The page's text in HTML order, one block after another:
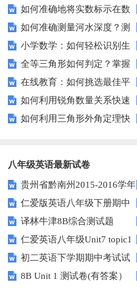
么区别？如何在生活中找到它们
的影子？
如何准确地将实数标示在数
轴上？
如何准确测量河水深度？测
量方法全解析
小学数学：如何轻松识别生
活中的轴对称图形？
全等三角形如何判定？掌握
这些技巧轻松解题
在线教育：如何挑选最佳平
台以提升孩子学习效果？
如何利用锐角数量关系快速
解答几何难题？
如何利用三角形外角定理快
八年级英语最新试卷
贵州省黔南州2015-2016学年
八年级上学期期末统考英语试题
（图片版）
仁爱版英语八年级下册期中
测试卷及答案
译林牛津8B综合测试题
（Unit1）
仁爱英语八年级Unit7 topic1
测试题及答案
初二英语下学期期中考试试
卷 8B Unit 1 测试卷(有答案）